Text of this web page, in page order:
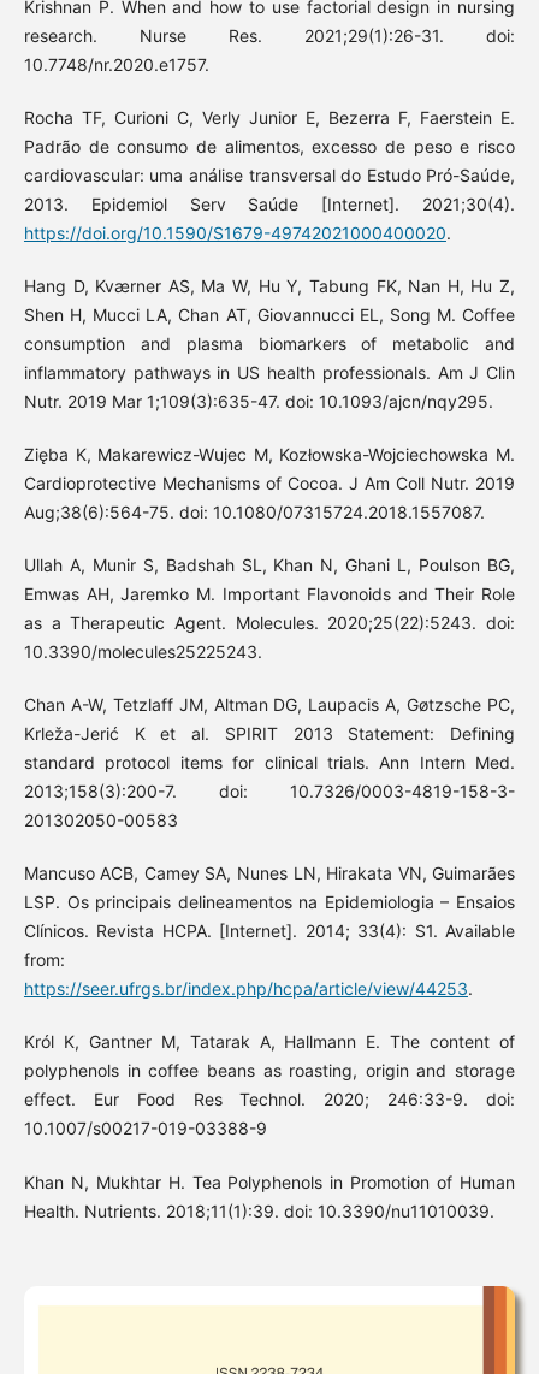
Krishnan P. When and how to use factorial design in nursing
research. Nurse Res. 2021;29(1):26-31. doi:
10.7748/nr.2020.e1757.
Rocha TF, Curioni C, Verly Junior E, Bezerra F, Faerstein E.
Padrão de consumo de alimentos, excesso de peso e risco
cardiovascular: uma análise transversal do Estudo Pró-Saúde,
2013. Epidemiol Serv Saúde [Internet]. 2021;30(4).
https://doi.org/10.1590/S1679-49742021000400020.
Hang D, Kværner AS, Ma W, Hu Y, Tabung FK, Nan H, Hu Z,
Shen H, Mucci LA, Chan AT, Giovannucci EL, Song M. Coffee
consumption and plasma biomarkers of metabolic and
inflammatory pathways in US health professionals. Am J Clin
Nutr. 2019 Mar 1;109(3):635-47. doi: 10.1093/ajcn/nqy295.
Zięba K, Makarewicz-Wujec M, Kozłowska-Wojciechowska M.
Cardioprotective Mechanisms of Cocoa. J Am Coll Nutr. 2019
Aug;38(6):564-75. doi: 10.1080/07315724.2018.1557087.
Ullah A, Munir S, Badshah SL, Khan N, Ghani L, Poulson BG,
Emwas AH, Jaremko M. Important Flavonoids and Their Role
as a Therapeutic Agent. Molecules. 2020;25(22):5243. doi:
10.3390/molecules25225243.
Chan A-W, Tetzlaff JM, Altman DG, Laupacis A, Gøtzsche PC,
Krleža-Jerić K et al. SPIRIT 2013 Statement: Defining
standard protocol items for clinical trials. Ann Intern Med.
2013;158(3):200-7. doi: 10.7326/0003-4819-158-3-
201302050-00583
Mancuso ACB, Camey SA, Nunes LN, Hirakata VN, Guimarães
LSP. Os principais delineamentos na Epidemiologia – Ensaios
Clínicos. Revista HCPA. [Internet]. 2014; 33(4): S1. Available
from:
https://seer.ufrgs.br/index.php/hcpa/article/view/44253.
Król K, Gantner M, Tatarak A, Hallmann E. The content of
polyphenols in coffee beans as roasting, origin and storage
effect. Eur Food Res Technol. 2020; 246:33-9. doi:
10.1007/s00217-019-03388-9
Khan N, Mukhtar H. Tea Polyphenols in Promotion of Human
Health. Nutrients. 2018;11(1):39. doi: 10.3390/nu11010039.